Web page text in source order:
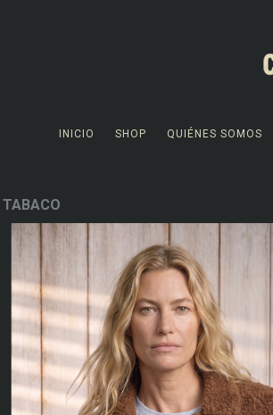
INICIO SHOP QUIÉNES SOMOS